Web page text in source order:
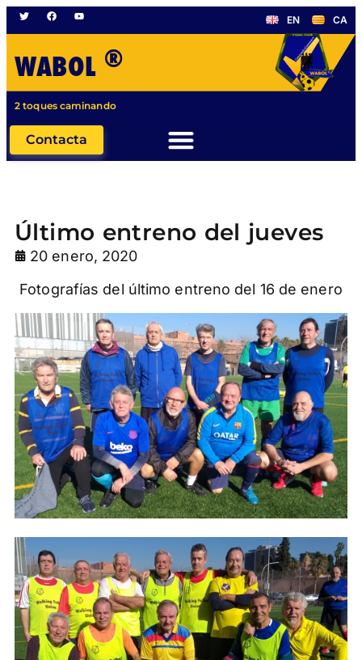
EN CA
WABOL ®
2 toques caminando
Contacta
Último entreno del jueves
20 enero, 2020
Fotografías del último entreno del 16 de enero